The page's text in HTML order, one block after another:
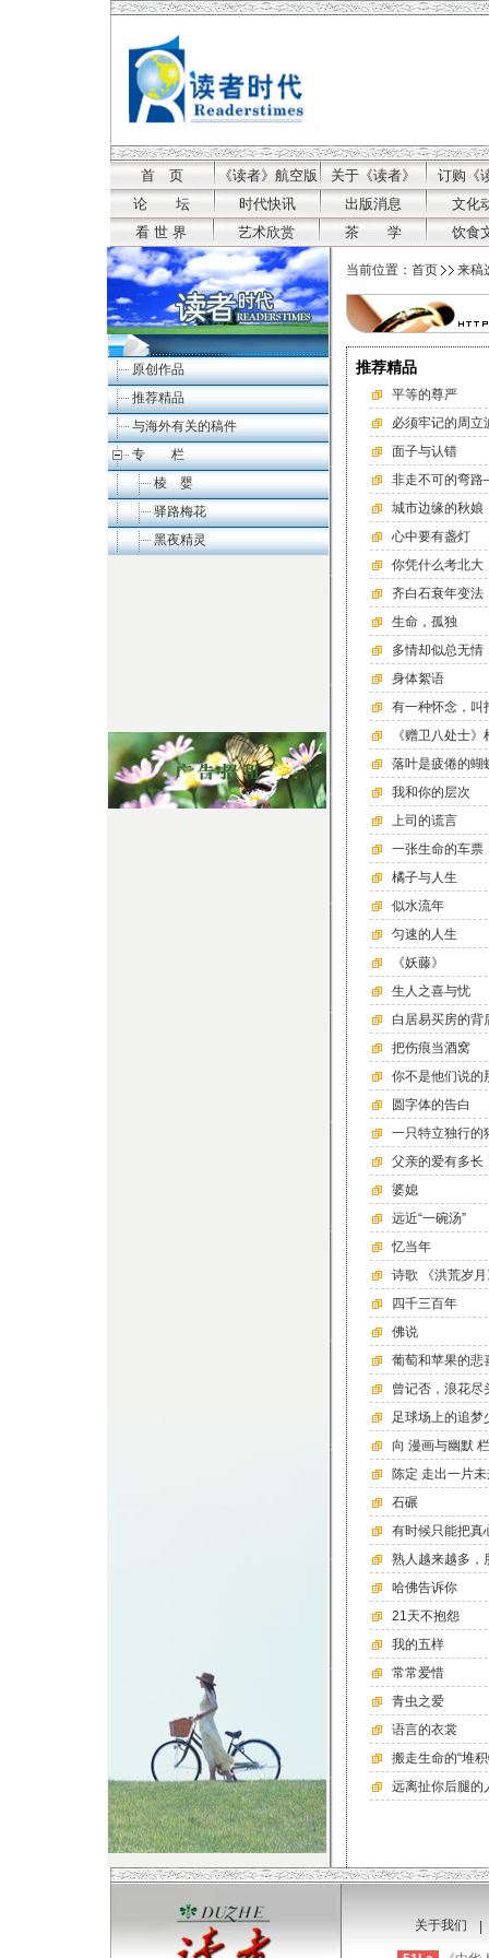
首 页 《读者》航空版 关于《读者》
订购《
论 坛
时代快讯 出版消息
文化
看 世 界
艺术欣赏 茶 学 饮食
原创作品
推荐精品
与海外有关的稿件
专 栏
棱 婴
驿路梅花
黑夜精灵
当前位置： 首页 来稿
推荐精品
平等的尊严
必须牢记的周立
面子与认错
非走不可的弯
城市边缘的秋娘
心中要有盏灯
你凭什么考北大
齐白石衰年变法
生命，孤独
多情却似总无情
身体絮语
有一种怀念，叫
《赠卫八处士》
落叶是疲倦的蝴
我和你的层次
上司的谎言
一张生命的车票
橘子与人生
似水流年
匀速的人生
《妖藤》
生人之喜与忧
白居易买房的背
把伤痕当酒窝
你不是他们说的
圆字体的告白
一只特立独行的
父亲的爱有多长
婆媳
远近“一碗汤”
忆当年
诗歌 《洪荒岁月
四千三百年
佛说
葡萄和苹果的悲
曾记否，浪花尽
足球场上的追梦
向 漫画与幽默
陈定 走出一片未
石碾
有时候只能把真
熟人越来越多，
哈佛告诉你
21天不抱怨
我的五样
常常爱惜
青虫之爱
语言的衣裳
搬走生命的“堆积
远离扯你后腿的
关于我们